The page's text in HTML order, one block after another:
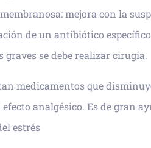
mejora con la
de un antibiótico
graves se debe realizar cirugía.
medicamentos que
analgésico. Es de gran
estrés